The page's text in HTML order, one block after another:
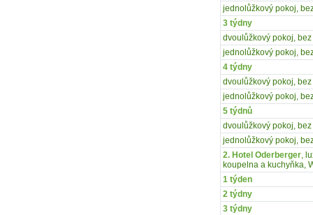
jednolůžkový pokoj,
3 týdny
dvoulůžkový pokoj, bez
jednolůžkový pokoj,
4 týdny
dvoulůžkový pokoj, bez
jednolůžkový pokoj,
5 týdnů
dvoulůžkový pokoj, bez
jednolůžkový pokoj,
2. Hotel Oderberger,
koupelna a kuchyňka,
1 týden
2 týdny
3 týdny